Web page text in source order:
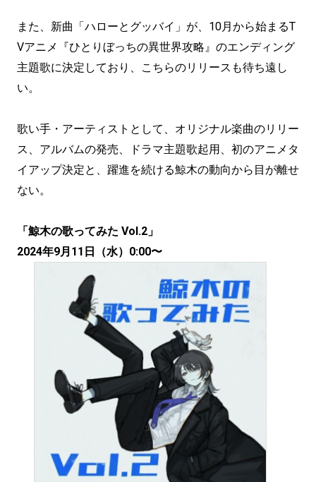
また、新曲「ハローとグッバイ」が、10月から始まるT
Vアニメ『ひとりぼっちの異世界攻略』のエンディング
主題歌に決定しており、こちらのリリースも待ち遠し
い。
歌い手・アーティストとして、オリジナル楽曲のリリー
ス、アルバムの発売、ドラマ主題歌起用、初のアニメタ
イアップ決定と、躍進を続ける鯨木の動向から目が離せ
ない。
「鯨木の歌ってみた Vol.2」
2024年9月11日（水）0:00〜